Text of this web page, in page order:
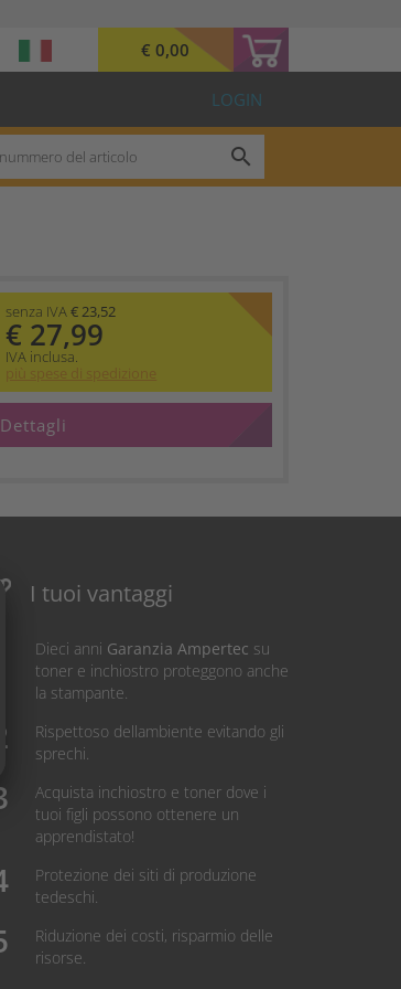
€ 0,00
LOGIN
search
senza IVA€ 23,52
€ 27,99
IVA inclusa.
più spese di spedizione
Dettagli
I tuoi vantaggi
Dieci anni Garanzia Ampertec su
toner e inchiostro proteggono anche
la stampante.
Rispettoso dellambiente evitando gli
sprechi.
Acquista inchiostro e toner dove i
tuoi figli possono ottenere un
apprendistato!
Protezione dei siti di produzione
tedeschi.
Riduzione dei costi, risparmio delle
risorse.